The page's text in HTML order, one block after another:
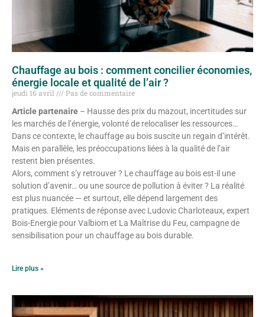
Chauffage au bois : comment concilier économies,
énergie locale et qualité de l’air ?
jeudi 16 avril
Pas de commentaire
Article partenaire – Hausse des prix du mazout, incertitudes sur
les marchés de l’énergie, volonté de relocaliser les ressources…
Dans ce contexte, le chauffage au bois suscite un regain d’intérêt.
Mais en parallèle, les préoccupations liées à la qualité de l’air
restent bien présentes.
Alors, comment s’y retrouver ? Le chauffage au bois est-il une
solution d’avenir… ou une source de pollution à éviter ? La réalité
est plus nuancée — et surtout, elle dépend largement des
pratiques. Eléments de réponse avec Ludovic Charloteaux, expert
Bois-Energie pour Valbiom et La Maîtrise du Feu, campagne de
sensibilisation pour un chauffage au bois durable.
Lire plus »